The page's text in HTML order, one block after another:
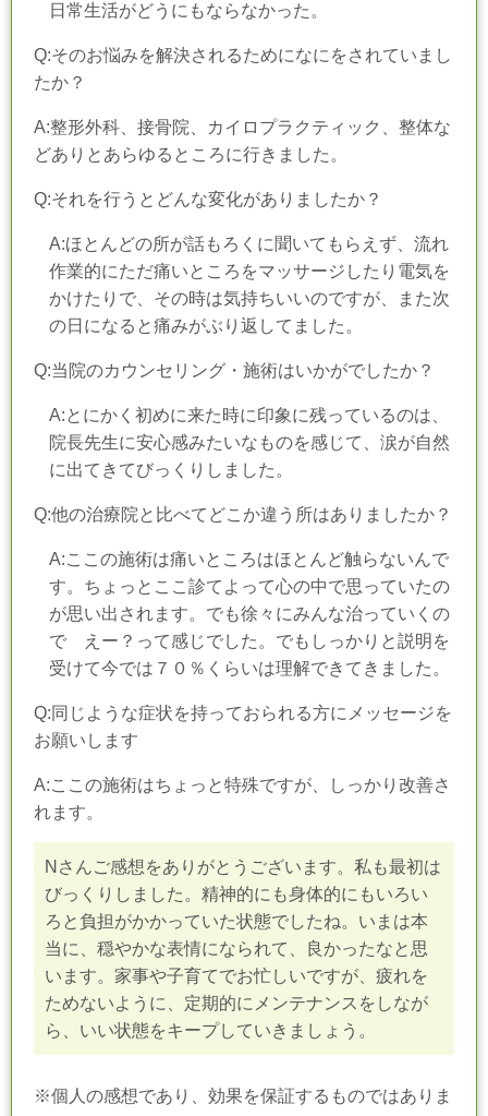
日常生活がどうにもならなかった。
Q:そのお悩みを解決されるためになにをされていまし
たか？
A:整形外科、接骨院、カイロプラクティック、整体な
どありとあらゆるところに行きました。
Q:それを行うとどんな変化がありましたか？
A:ほとんどの所が話もろくに聞いてもらえず、流れ
作業的にただ痛いところをマッサージしたり電気を
かけたりで、その時は気持ちいいのですが、また次
の日になると痛みがぶり返してました。
Q:当院のカウンセリング・施術はいかがでしたか？
A:とにかく初めに来た時に印象に残っているのは、
院長先生に安心感みたいなものを感じて、涙が自然
に出てきてびっくりしました。
Q:他の治療院と比べてどこか違う所はありましたか？
A:ここの施術は痛いところはほとんど触らないんで
す。ちょっとここ診てよって心の中で思っていたの
が思い出されます。でも徐々にみんな治っていくの
で えー？って感じでした。でもしっかりと説明を
受けて今では７０％くらいは理解できてきました。
Q:同じような症状を持っておられる方にメッセージを
お願いします
A:ここの施術はちょっと特殊ですが、しっかり改善さ
れます。
Nさんご感想をありがとうございます。私も最初は
びっくりしました。精神的にも身体的にもいろい
ろと負担がかかっていた状態でしたね。いまは本
当に、穏やかな表情になられて、良かったなと思
います。家事や子育てでお忙しいですが、疲れを
ためないように、定期的にメンテナンスをしなが
ら、いい状態をキープしていきましょう。
※個人の感想であり、効果を保証するものではありま